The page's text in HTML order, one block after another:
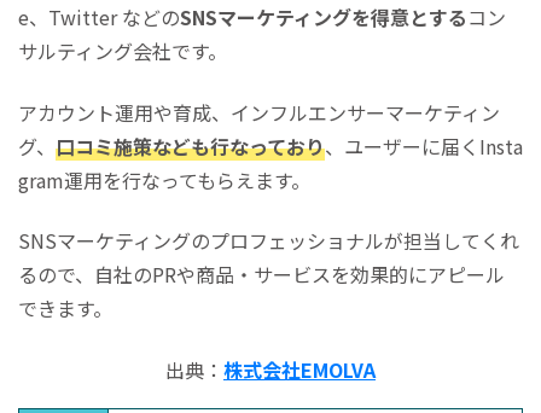
e、Twitter などのSNSマーケティングを得意とするコン
サルティング会社です。
アカウント運用や育成、インフルエンサーマーケティン
グ、 口コミ施策なども行なっており、ユーザーに届くInsta
gram運用を行なってもらえます。
SNSマーケティングのプロフェッショナルが担当してくれ
るので、自社のPRや商品・サービスを効果的にアピール
できます。
出典： 株式会社EMOLVA